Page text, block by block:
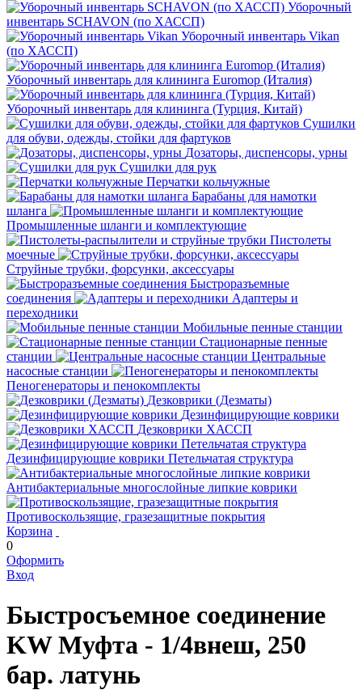
Уборочный
инвентарь SCHAVON (по ХАССП)
Уборочный инвентарь Vikan
(по ХАССП)
Уборочный инвентарь для клининга Euromop (Италия)
Уборочный инвентарь для клининга (Турция, Китай)
Сушилки
для обуви, одежды, стойки для фартуков
Дозаторы, диспенсоры, урны
Сушилки для рук
Перчатки кольчужные
Барабаны для намотки
шланга
Промышленные шланги и комплектующие
Пистолеты
моечные
Струйные трубки, форсунки, аксессуары
Быстроразъемные
соединения
Адаптеры и
переходники
Мобильные пенные станции
Стационарные пенные
станции
Центральные
насосные станции
Пеногенераторы и пенокомплекты
Дезковрики (Дезматы)
Дезинфицирующие коврики
Дезковрики ХАССП
Дезинфицирующие коврики Петельчатая структура
Антибактериальные многослойные липкие коврики
Противоскользящие, гразезащитные покрытия
Корзина
0
Оформить
Вход
Быстросъемное соединение
KW Муфта - 1/4внеш, 250
бар. латунь